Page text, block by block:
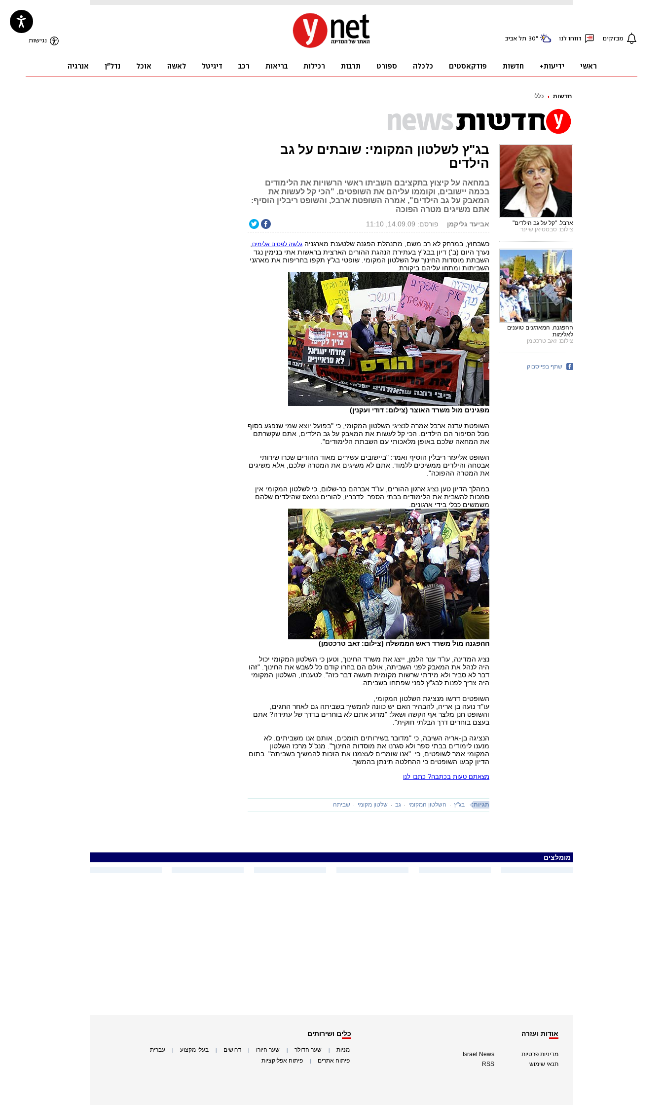
חדשות כללי
בג"ץ לשלטון המקומי: שובתים על גב
הילדים
במחאה על קיצוץ בתקציבם השביתו ראשי הרשויות את הלימודים
בכמה יישובים, וקוממו עליהם את השופטים. "הכי קל לעשות את
המאבק על גב הילדים", אמרה השופטת ארבל, והשופט ריבלין הוסיף:
אתם משיגים מטרה הפוכה
אביעד גליקמן פורסם: 14.09.09, 11:10
כשבחוץ, במרחק לא רב משם, מתנהלת הפגנה שלטענת מארגניה גלשה לפסים אלימים,
נערך היום (ב') דיון בבג"ץ בעתירת הנהגת ההורים הארצית בראשות אתי בנימין נגד
השבתת מוסדות החינוך של השלטון המקומי. שופטי בג"ץ תקפו בחריפות את מארגני
השביתות ומתחו עליהם ביקורת.
מפגינים מול משרד האוצר (צילום: דודי ועקנין)
השופטת עדנה ארבל אמרה לנציגי השלטון המקומי, כי "בפועל יוצא שמי שנפגע בסוף
מכל הסיפור הם הילדים. הכי קל לעשות את המאבק על גב הילדים, אתם שקשרתם
את המחאה שלכם באופן מלאכותי עם השבתת הלימודים".
השופט אליעזר ריבלין הוסיף ואמר: "ביישובים עשירים מאוד ההורים שכרו שירותי
אבטחה והילדים ממשיכים ללמוד. אתם לא משיגים את המטרה שלכם, אלא משיגים
את המטרה ההפוכה".
במהלך הדיון טען נציג ארגון ההורים, עו"ד אברהם בר-שלום, כי לשלטון המקומי אין
סמכות להשבית את הלימודים בבתי הספר. לדבריו, להורים נמאס שהילדים שלהם
משמשים ככלי בידי ארגונים.
ההפגנה מול משרד ראש הממשלה (צילום: זאב טרכטמן)
נציג המדינה, עו"ד ענר הלמן, ייצג את משרד החינוך, וטען כי השלטון המקומי יכול
היה לנהל את המאבק לפני השביתה, אולם הם בחרו קודם כל לשבש את החינוך. "זהו
דבר לא סביר ולא מידתי שרשות מקומית תעשה דבר כזה". לטענתו, השלטון המקומי
היה צריך לפנות לבג"ץ לפני שפתחו בשביתה.
השופטים דרשו מנציגת השלטון המקומי,
עו"ד נועה בן אריה, להבהיר האם יש כוונה להמשיך בשביתה גם לאחר החגים,
והשופט חנן מלצר אף הקשה ושאל: "מדוע אתם לא בוחרים בדרך של עתירה? אתם
בעצם בוחרים דרך הבלתי חוקית".
הנציגה בן-אריה השיבה, כי "מדובר בשירותים תומכים, אותם אנו משביתים. לא
מנענו לימודים בבתי ספר ולא סגרנו את מוסדות החינוך". מנכ"ל מרכז השלטון
המקומי אמר לשופטים, כי: "אנו שומרים לעצמנו את הזכות להמשיך בשביתה". בתום
הדיון קבעו השופטים כי ההחלטה תינתן בהמשך.
מצאתם טעות בכתבה? כתבו לנו
תגיות: בג"ץ השלטון המקומי גב שלטון מקומי שביתה
ארבל. "קל על גב הילדים"
צילום: סבסטיאן שיינר
ההפגנה. המארגנים טוענים
לאלימות
צילום: זאב טרכטמן
שתף בפייסבוק
מומלצים
אודות ועזרה
מדיניות פרטיות
תנאי שימוש
Israel News
RSS
כלים ושירותים
מניות שער הדולר שער היורו דרושים בעלי מקצוע עברית
פיתוח אתרים פיתוח אפליקציות